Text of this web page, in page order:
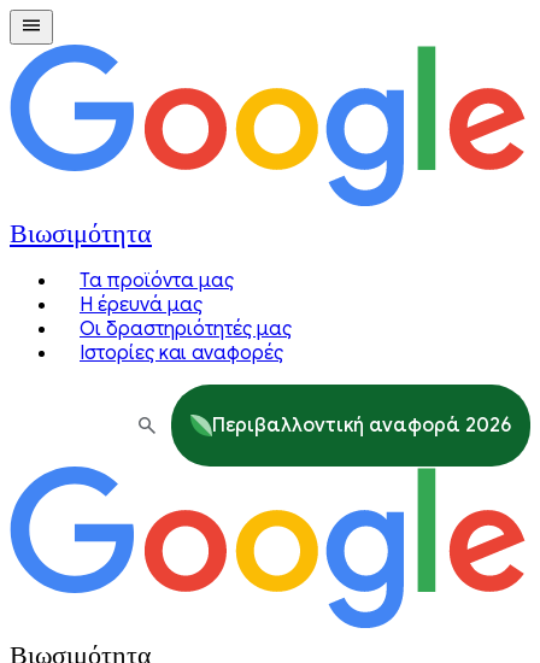
Βιωσιμότητα
Τα προϊόντα μας
Η έρευνά μας
Οι δραστηριότητές μας
Ιστορίες και αναφορές
Περιβαλλοντική αναφορά 2026
Βιωσιμότητα